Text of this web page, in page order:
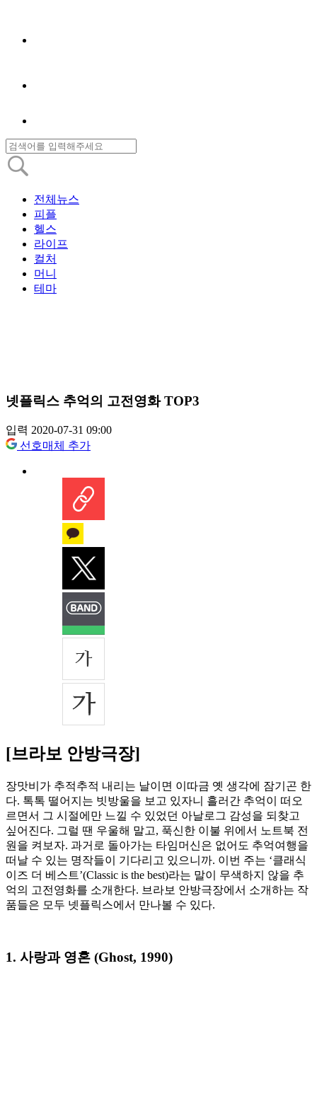
전체뉴스
피플
헬스
라이프
컬처
머니
테마
넷플릭스 추억의 고전영화 TOP3
입력 2020-07-31 09:00
선호매체 추가
[브라보 안방극장]
장맛비가 추적추적 내리는 날이면 이따금 옛 생각에 잠기곤 한
다. 톡톡 떨어지는 빗방울을 보고 있자니 흘러간 추억이 떠오
르면서 그 시절에만 느낄 수 있었던 아날로그 감성을 되찾고
싶어진다. 그럴 땐 우울해 말고, 푹신한 이불 위에서 노트북 전
원을 켜보자. 과거로 돌아가는 타임머신은 없어도 추억여행을
떠날 수 있는 명작들이 기다리고 있으니까. 이번 주는 ‘클래식
이즈 더 베스트’(Classic is the best)라는 말이 무색하지 않을 추
억의 고전영화를 소개한다. 브라보 안방극장에서 소개하는 작
품들은 모두 넷플릭스에서 만나볼 수 있다.
1. 사랑과 영혼 (Ghost, 1990)